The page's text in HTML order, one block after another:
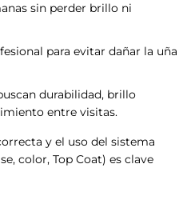
sin perder brillo ni
para evitar dañar la uña
durabilidad, brillo
entre visitas.
y el uso del sistema
color, Top Coat) es clave